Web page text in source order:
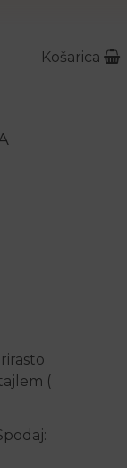
Košarica
(